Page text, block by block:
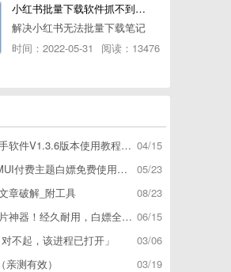
小红书批量下载软件抓不到authorId如何解决
解决小红书无法批量下载笔记
时间：2022-05-31
阅读：13476
04/15
本使用教程，免费领空调冰箱，附下载地址
05/23
付费主题白嫖免费使用方法。
08/23
章破解_附工具
06/15
器！经久耐用，白嫖全网资源
03/06
不起，该进程已打开」
03/19
测有效）